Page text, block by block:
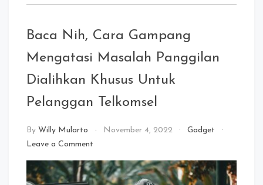
Baca Nih, Cara Gampang
Mengatasi Masalah Panggilan
Dialihkan Khusus Untuk
Pelanggan Telkomsel
By Willy Mularto November 4, 2022
Gadget
Leave a Comment
Nih,
Cara